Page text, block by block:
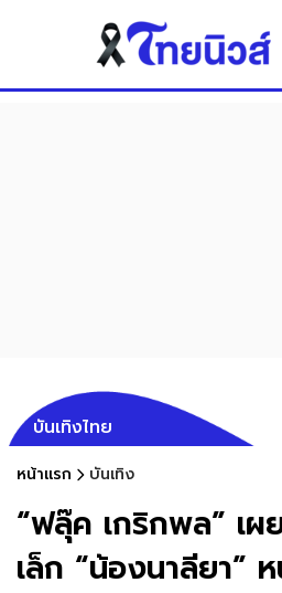
บันเทิงไทย
หน้าแรก บันเทิง
“ฟลุ๊ค เกริกพล” เผ
เล็ก “น้องนาลียา”